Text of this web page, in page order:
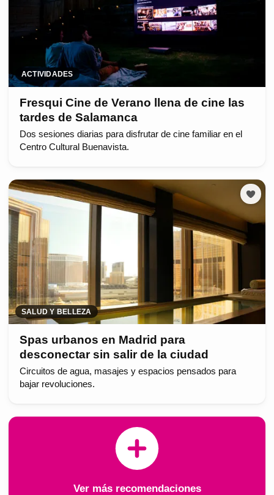
ACTIVIDADES
Fresqui Cine de Verano llena de cine las
tardes de Salamanca
Dos sesiones diarias para disfrutar de cine familiar en el
Centro Cultural Buenavista.
SALUD Y BELLEZA
Spas urbanos en Madrid para
desconectar sin salir de la ciudad
Circuitos de agua, masajes y espacios pensados para
bajar revoluciones.
Ver más recomendaciones